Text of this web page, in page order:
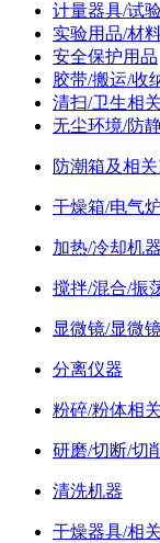
计量器具/试
实验用品/材
安全保护用品
胶带/搬运/收
清扫/卫生相
无尘环境/防
防潮箱及相
干燥箱/电气
加热/冷却机器
搅拌/混合/振
显微镜/显微
分离仪器
粉碎/粉体相
研磨/切断/切
清洗机器
干燥器具/相